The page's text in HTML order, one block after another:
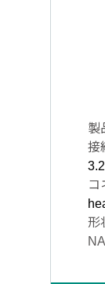
製
接
コ
形